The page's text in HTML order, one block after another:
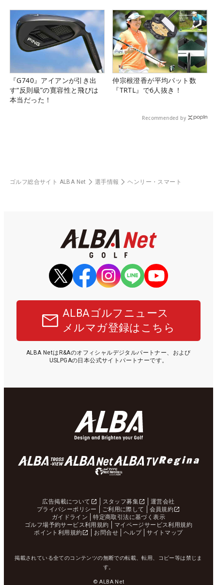
『G740』アイアンが引き出
す“反則級”の寛容性と飛びは
本当だった！
仲宗根澄香が平均パット数
『TRTL』で6人抜き！
Recommended by
ゴルフ総合サイト ALBA Net 選手情報 ヘンリー・スマート
ALBAゴルフニュース
メルマガ登録はこちら
ALBA NetはR&Aのオフィシャルデジタルパートナー、および
USLPGAの日本公式サイトパートナーです。
広告掲載について スタッフ募集
運営会社
プライバシーポリシー
ご利用に際して
会員規約
ガイドライン
特定商取引法に基づく表示
ゴルフ場予約サービス利用規約
マイページサービス利用規約
ポイント利用規約
お問合せ ヘルプ サイトマップ
掲載されている全てのコンテンツの無断での転載、転用、コピー等は禁じま
す。
© ALBA Net